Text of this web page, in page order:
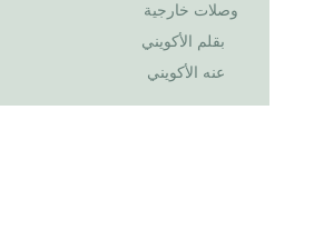
وصلات خارجية
بقلم الأكويني
عنه الأكويني